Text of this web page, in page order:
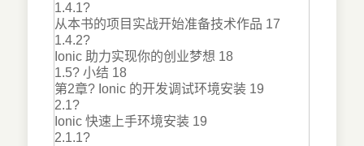
1.4.1?
从本书的项目实战开始准备技术作品 17
1.4.2?
Ionic 助力实现你的创业梦想 18
1.5? 小结 18
第2章? Ionic 的开发调试环境安装 19
2.1?
Ionic 快速上手环境安装 19
2.1.1?